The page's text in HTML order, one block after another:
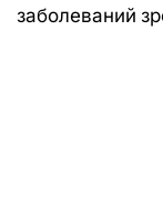
заболеваний